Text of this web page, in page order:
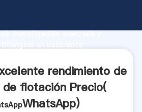
investigación avanzada y
valores a todos los clientes.
rendimiento de
flotación Precio(
WhatsApp)